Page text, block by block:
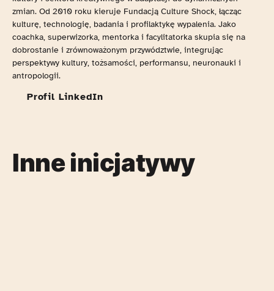
zmian. Od 2010 roku kieruje Fundacją Culture Shock, łącząc
kulturę, technologię, badania i profilaktykę wypalenia. Jako
coachka, superwizorka, mentorka i facylitatorka skupia się na
dobrostanie i zrównoważonym przywództwie, integrując
perspektywy kultury, tożsamości, performansu, neuronauki i
antropologii.
Profil LinkedIn
Inne inicjatywy